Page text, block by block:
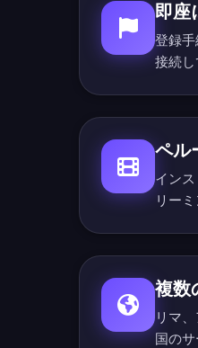
即座
登録
接続し
ペル
イン
リー
複数
リマ
国の